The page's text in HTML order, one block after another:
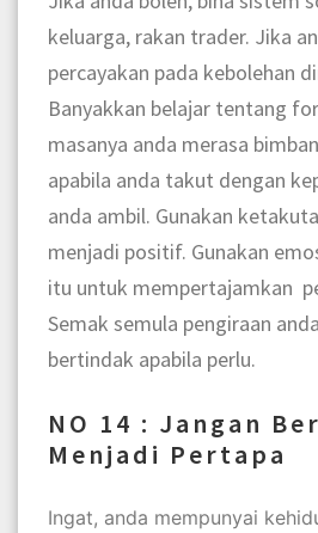
keluarga, rakan trader. Jika
percayakan pada kebolehan
Banyakkan belajar tentang
masanya anda merasa
apabila anda takut dengan
anda ambil. Gunakan
menjadi positif. Gunakan
itu untuk mempertajamkan
Semak semula pengiraan
bertindak apabila perlu.
NO 14 : Jangan
Menjadi Pertapa
Ingat, anda mempunyai